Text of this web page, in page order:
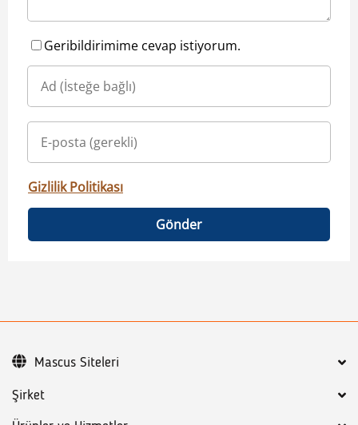
Geribildirimime cevap istiyorum.
Gizlilik Politikası
Gönder
Şirket
Mascus Siteleri